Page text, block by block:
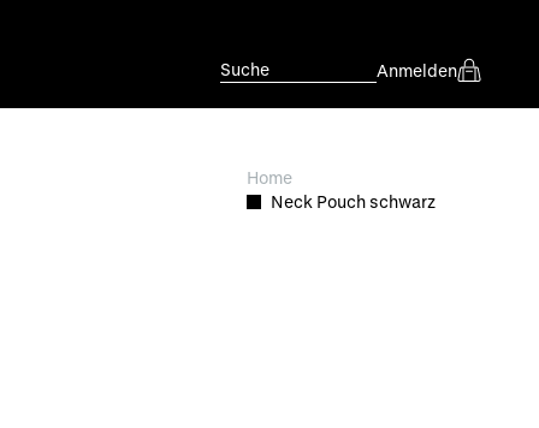
Suche Anmelden
Home
Neck Pouch schwarz